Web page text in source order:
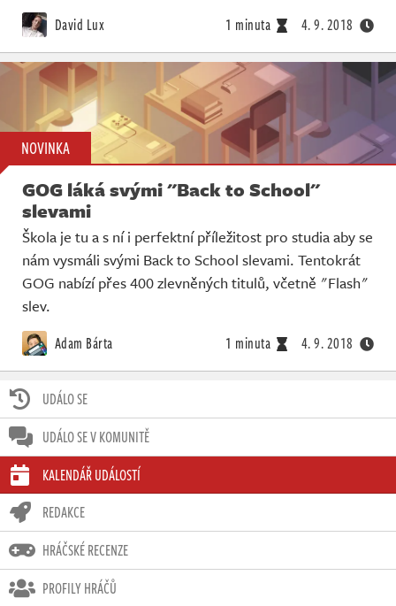
UDÁLO SE
UDÁLO SE V KOMUNITĚ
KALENDÁŘ UDÁLOSTÍ
REDAKCE
HRÁČSKÉ RECENZE
PROFILY HRÁČŮ
David Lux 1 minuta 4. 9. 2018
NOVINKA
GOG láká svými "Back to School"
slevami
Škola je tu a s ní i perfektní příležitost pro studia aby se
nám vysmáli svými Back to School slevami. Tentokrát
GOG nabízí přes 400 zlevněných titulů, včetně "Flash"
slev.
Adam Bárta 1 minuta 4. 9. 2018